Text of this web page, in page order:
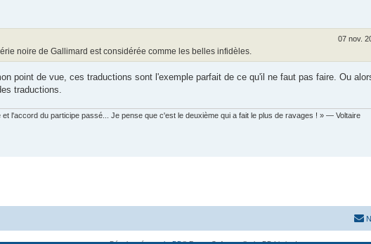
07 nov.
noire de Gallimard est considérée comme les belles infidèles.
point de vue, ces traductions sont l'exemple parfait de ce qu'il ne faut pas faire. Ou
traductions.
l'accord du participe passé... Je pense que c'est le deuxième qui a fait le plus de ravages ! » — Voltaire